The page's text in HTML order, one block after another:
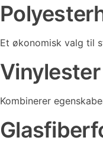
Et økonomisk valg til
Vinylester
Kombinerer